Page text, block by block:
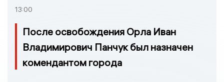
13:00
После освобождения Орла Иван
Владимирович Панчук был назначен
комендантом города